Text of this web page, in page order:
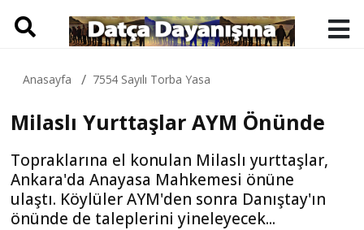
Anasayfa 7554 Sayılı Torba Yasa
Milaslı Yurttaşlar AYM Önünde
Topraklarına el konulan Milaslı yurttaşlar,
Ankara'da Anayasa Mahkemesi önüne
ulaştı. Köylüler AYM'den sonra Danıştay'ın
önünde de taleplerini yineleyecek...